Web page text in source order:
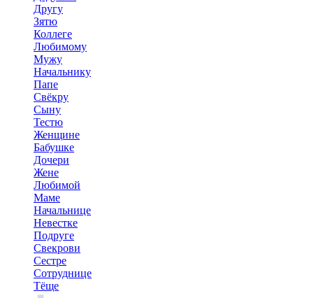
Другу
Зятю
Коллеге
Любимому
Мужу
Начальнику
Папе
Свёкру
Сыну
Тестю
Женщине
Бабушке
Дочери
Жене
Любимой
Маме
Начальнице
Невестке
Подруге
Свекрови
Сестре
Сотруднице
Тёще